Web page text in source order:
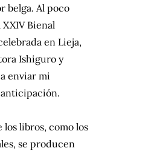
belga. Al poco
Bienal
en Lieja,
Ishiguro y
enviar mi
los libros, como los
se producen